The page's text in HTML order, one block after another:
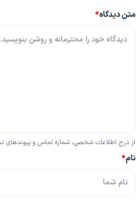
متن دیدگاه*
از درج اطلاعات شخصی، شماره تماس و پیوندهای
نام*